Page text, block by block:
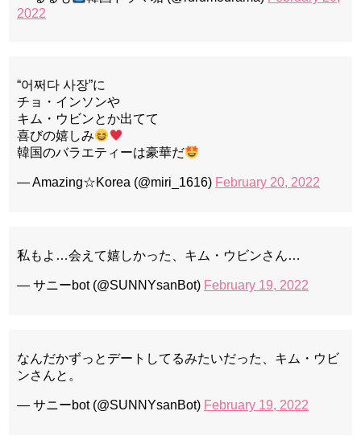
2022
“어쩌다 사장”に
チョ・インソンや
キム・ウビンとか出てて
喜びの嬉しみ
韓国のバラエティーは豪華だ
— Amazing☆Korea (@miri_1616) February 20, 2022
私もよ…会えて嬉しかった、キム・ウビンさん…
— サニーbot (@SUNNYsanBot) February 19, 2022
なんだかずっとデートしてるみたいだった、キム・ウビ
ンさんと。
— サニーbot (@SUNNYsanBot) February 19, 2022